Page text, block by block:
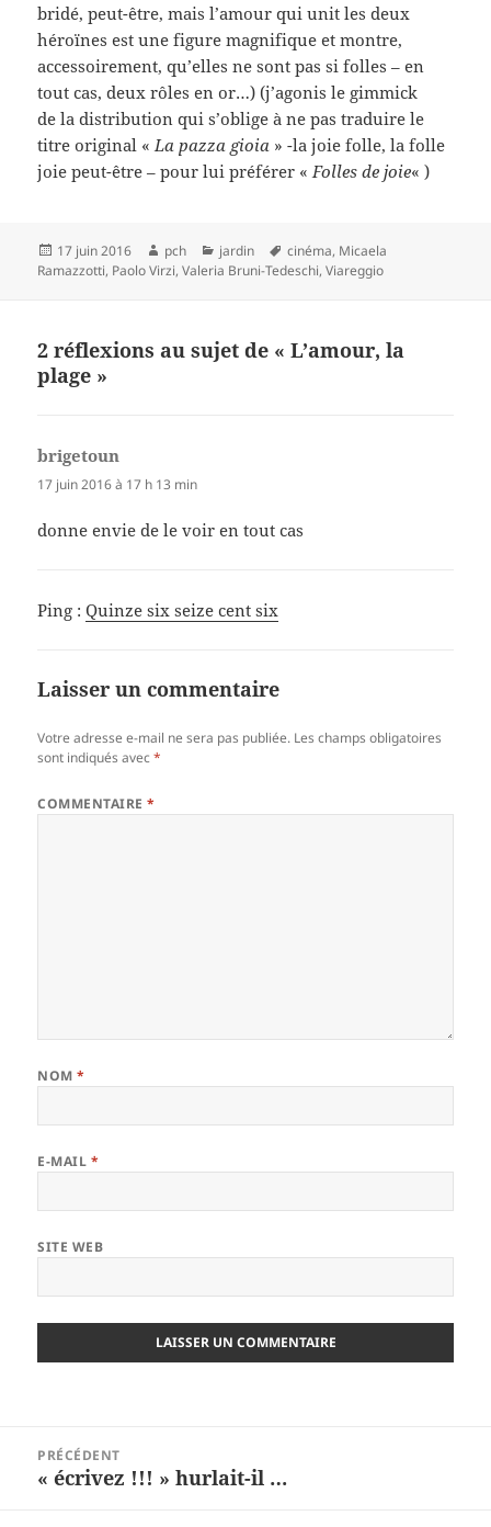
bridé, peut-être, mais l’amour qui unit les deux
héroïnes est une figure magnifique et montre,
accessoirement, qu’elles ne sont pas si folles – en
tout cas, deux rôles en or…) (j’agonis le gimmick
de la distribution qui s’oblige à ne pas traduire le
titre original «La pazza gioia » -la joie folle, la folle
joie peut-être – pour lui préférer «Folles de joie« )
Publié
le
17 juin 2016 Auteur
pch Catégories
jardin
Mots-
clés
cinéma, Micaela
Ramazzotti, Paolo Virzi,Valeria Bruni-Tedeschi,Viareggio
2 réflexions au sujet de « L’amour, la
plage »
brigetoun
17 juin 2016 à 17 h 13 min
donne envie de le voir en tout cas
Ping :Quinze six seize cent six
Laisser un commentaire
Votre adresse e-mail ne sera pas publiée. Les champs obligatoires
sont indiqués avec*
COMMENTAIRE*
NOM*
E-MAIL *
SITE WEB
l’article
PRÉCÉDENT
Article
« écrivez !!! » hurlait-il …